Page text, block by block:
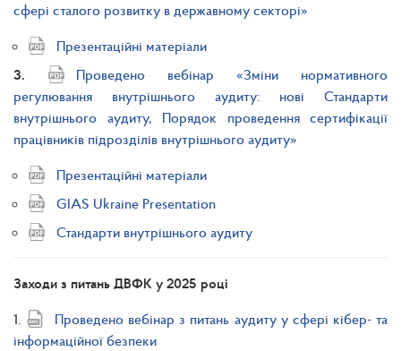
сфері сталого розвитку в державному секторі»
Презентаційні матеріали
3.
Проведено вебінар «Зміни нормативного
регулювання внутрішнього аудиту: нові Стандарти
внутрішнього аудиту, Порядок проведення сертифікації
працівників підрозділів внутрішнього аудиту»
Презентаційні матеріали
GIAS Ukraine Presentation
Стандарти внутрішнього аудиту
Заходи з питань ДВФК у 2025 році
1.
Проведено вебінар з питань аудиту у сфері кібер- та
інформаційної безпеки